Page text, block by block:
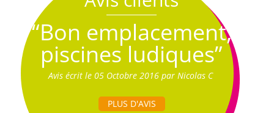
“Bon emplacement,
piscines ludiques”
Avis écrit le 05 Octobre 2016 par Nicolas C
PLUS D'AVIS